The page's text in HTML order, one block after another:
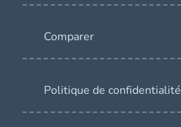
Comparer
Politique de confidentialité